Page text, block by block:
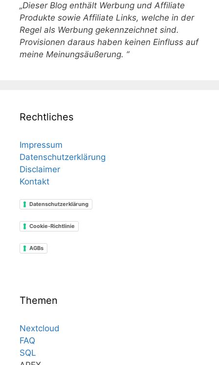
„Dieser Blog enthält Werbung und Affiliate
Produkte sowie Affiliate Links, welche in der
Regel als Werbung gekennzeichnet sind.
Provisionen daraus haben keinen Einfluss auf
meine Meinungsäußerung. “
Rechtliches
Impressum
Datenschutzerklärung
Disclaimer
Kontakt
Datenschutzerklärung
Cookie-Richtlinie
AGBs
Themen
Nextcloud
FAQ
SQL